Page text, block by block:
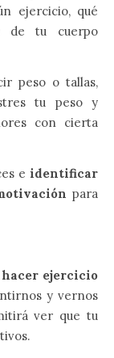
ejercicio, qué
de tu cuerpo
peso o tallas,
tu peso y
con cierta
e identificar
para
ejercicio
y vernos
ver que tu